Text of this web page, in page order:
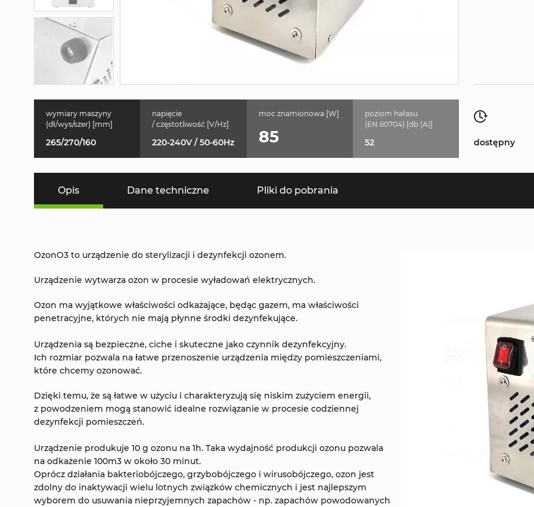
wymiary maszyny
(dł/wys/szer) [mm]
265/270/160
napięcie
/ częstotliwość [V/Hz]
220-240V / 50-60Hz
moc znamionowa [W]
85
poziom hałasu
(EN 60704) [db (A)]
52 dostępny
Opis Dane techniczne Pliki do pobrania
OzonO3 to urządzenie do sterylizacji i dezynfekcji ozonem.
Urządzenie wytwarza ozon w procesie wyładowań elektrycznych.
Ozon ma wyjątkowe właściwości odkażające, będąc gazem, ma właściwości
penetracyjne, których nie mają płynne środki dezynfekujące.
Urządzenia są bezpieczne, ciche i skuteczne jako czynnik dezynfekcyjny.
Ich rozmiar pozwala na łatwe przenoszenie urządzenia między pomieszczeniami,
które chcemy ozonować.
Dzięki temu, że są łatwe w użyciu i charakteryzują się niskim zużyciem energii,
z powodzeniem mogą stanowić idealne rozwiązanie w procesie codziennej
dezynfekcji pomieszczeń.
Urządzenie produkuje 10 g ozonu na 1h. Taka wydajność produkcji ozonu pozwala
na odkażenie 100m3 w około 30 minut.
Oprócz działania bakteriobójczego, grzybobójczego i wirusobójczego, ozon jest
zdolny do inaktywacji wielu lotnych związków chemicznych i jest najlepszym
wyborem do usuwania nieprzyjemnych zapachów - np. zapachów powodowanych